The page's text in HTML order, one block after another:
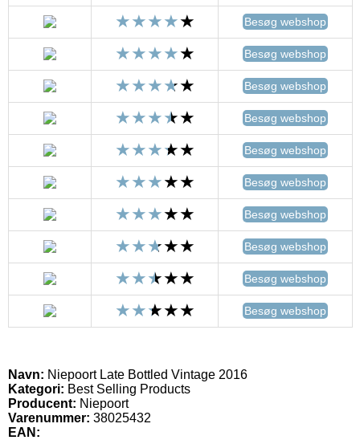
Besøg webshop
Besøg webshop
Besøg webshop
Besøg webshop
Besøg webshop
Besøg webshop
Besøg webshop
Besøg webshop
Besøg webshop
Besøg webshop
Navn: Niepoort Late Bottled Vintage 2016
Kategori: Best Selling Products
Producent: Niepoort
Varenummer: 38025432
EAN: